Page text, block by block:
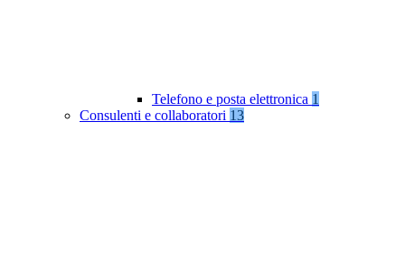
Telefono e posta elettronica 1
Consulenti e collaboratori 13